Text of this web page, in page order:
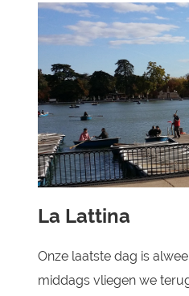
La Lattina
Onze laatste dag is
middags vliegen we